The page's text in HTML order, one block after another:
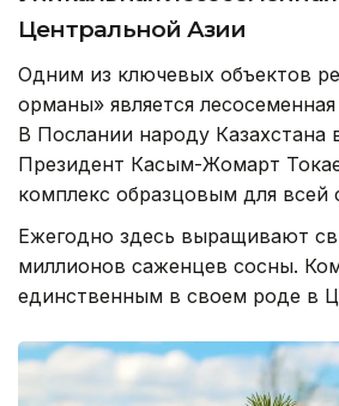
Центральной Азии
Одним из ключевых объектов
орманы» является
В Послании народу Казахстана
Президент Касым-Жомарт
комплекс образцовым для всей
Ежегодно здесь выращивают
миллионов саженцев сосны.
единственным в своем роде в